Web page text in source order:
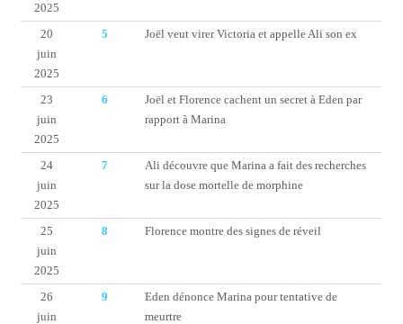
2025
20
juin
2025
5 Joël veut virer Victoria et appelle Ali son ex
23
juin
2025
6
Joël et Florence cachent un secret à Eden par
rapport à Marina
24
juin
2025
7
Ali découvre que Marina a fait des recherches
sur la dose mortelle de morphine
25
juin
2025
8 Florence montre des signes de réveil
26
juin
9
Eden dénonce Marina pour tentative de
meurtre